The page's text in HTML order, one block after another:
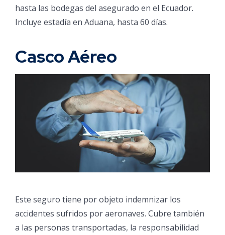
hasta las bodegas del asegurado en el Ecuador.
Incluye estadía en Aduana, hasta 60 días.
Casco Aéreo
Este seguro tiene por objeto indemnizar los
accidentes sufridos por aeronaves. Cubre también
a las personas transportadas, la responsabilidad